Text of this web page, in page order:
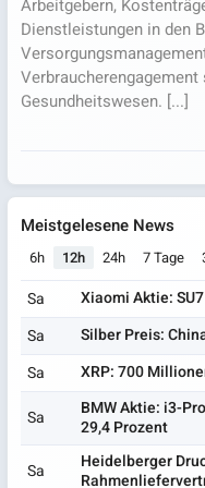
Arbeitgebern,
Dienstleistungen in den
Gesundheitswesen. [...]
Meistgelesene News
6h 12h 24h 7 Tage
Sa
Xiaomi Aktie:
Sa
Silber Preis:
Sa
XRP: 700
Sa
BMW Aktie: i3-
29,4 Prozent
Sa
Heidelberger